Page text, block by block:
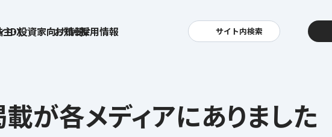
お知らせ
DX
基本方針
安全と安心への取り組み
活動報告
お客様相談センター
主・投資家向け情報採用情報 サイト内検索
が各メディアにありました